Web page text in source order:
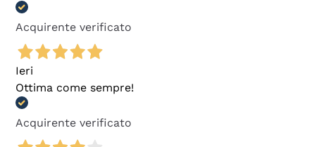
Acquirente verificato
Ieri
Ottima come sempre!
Acquirente verificato